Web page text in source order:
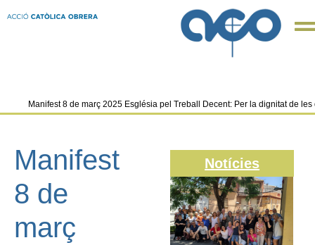
Manifest 8 de març 2025 Església pel Treball Decent: Per la dignitat de
Manifest
8 de
març
Notícies